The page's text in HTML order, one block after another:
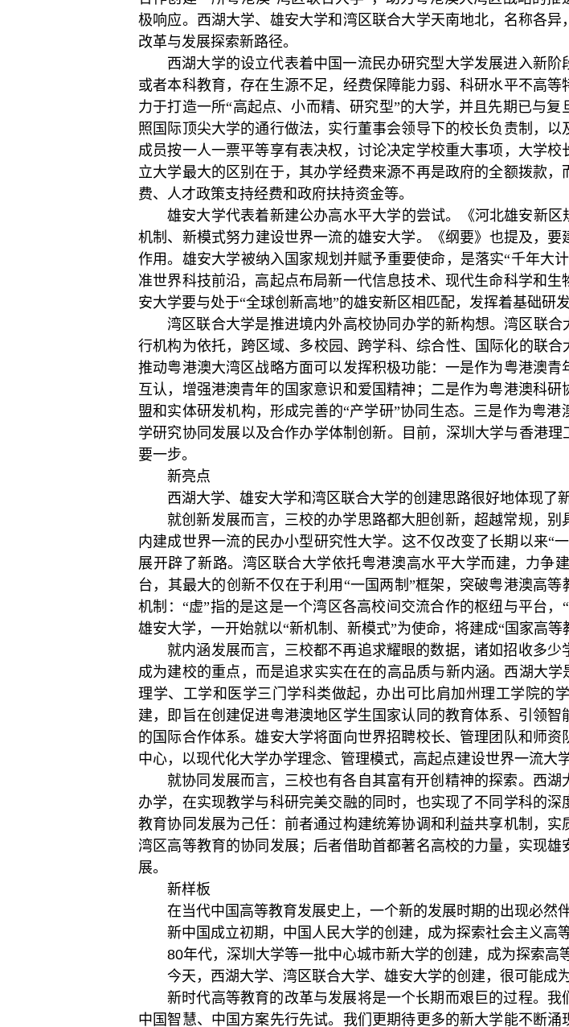
极响应。西湖大学、雄安大学和湾区联合大学天南地北，名称各
改革与发展探索新路径。
西湖大学的设立代表着中国一流民办研究型大学发展进入新
或者本科教育，存在生源不足，经费保障能力弱、科研水平不高
力于打造一所“高起点、小而精、研究型”的大学，并且先期已与
照国际顶尖大学的通行做法，实行董事会领导下的校长负责制，
成员按一人一票平等享有表决权，讨论决定学校重大事项，大学
立大学最大的区别在于，其办学经费来源不再是政府的全额拨款
费、人才政策支持经费和政府扶持资金等。
雄安大学代表着新建公办高水平大学的尝试。《河北雄安新
机制、新模式努力建设世界一流的雄安大学。《纲要》也提及，
作用。雄安大学被纳入国家规划并赋予重要使命，是落实“千年大
准世界科技前沿，高起点布局新一代信息技术、现代生命科学和
安大学要与处于“全球创新高地”的雄安新区相匹配，发挥着基础研
湾区联合大学是推进境内外高校协同办学的新构想。湾区联
行机构为依托，跨区域、多校园、跨学科、综合性、国际化的联
推动粤港澳大湾区战略方面可以发挥积极功能：一是作为粤港澳
互认，增强港澳青年的国家意识和爱国精神；二是作为粤港澳科
盟和实体研发机构，形成完善的“产学研”协同生态。三是作为粤
学研究协同发展以及合作办学体制创新。目前，深圳大学与香港
要一步。
新亮点
西湖大学、雄安大学和湾区联合大学的创建思路很好地体现了
就创新发展而言，三校的办学思路都大胆创新，超越常规，
内建成世界一流的民办小型研究性大学。这不仅改变了长期以来“
展开辟了新路。湾区联合大学依托粤港澳高水平大学而建，力争
台，其最大的创新不仅在于利用“一国两制 ”框架，突破粤港澳高等
机制：“虚”指的是这是一个湾区各高校间交流合作的枢纽与平台
雄安大学，一开始就以“新机制、新模式”为使命，将建成“国家高
就内涵发展而言，三校都不再追求耀眼的数据，诸如招收多
成为建校的重点，而是追求实实在在的高品质与新内涵。西湖大
理学、工学和医学三门学科类做起，办出可比肩加州理工学院的
建，即旨在创建促进粤港澳地区学生国家认同的教育体系、引领
的国际合作体系。雄安大学将面向世界招聘校长、管理团队和师
中心，以现代化大学办学理念、管理模式，高起点建设世界一流大学
就协同发展而言，三校也有各自其富有开创精神的探索。西
办学，在实现教学与科研完美交融的同时，也实现了不同学科的
教育协同发展为己任：前者通过构建统筹协调和利益共享机制，
湾区高等教育的协同发展；后者借助首都著名高校的力量，实现
展。
新样板
在当代中国高等教育发展史上，一个新的发展时期的出现必然
新中国成立初期，中国人民大学的创建，成为探索社会主义高
80年代，深圳大学等一批中心城市新大学的创建，成为探索高
今天，西湖大学、湾区联合大学、雄安大学的创建，很可能成
新时代高等教育的改革与发展将是一个长期而艰巨的过程。
中国智慧、中国方案先行先试。我们更期待更多的新大学能不断